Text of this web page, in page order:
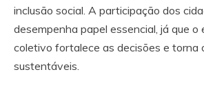
inclusão social. A participação dos
desempenha papel essencial, já que o
coletivo fortalece as decisões e torna
sustentáveis.